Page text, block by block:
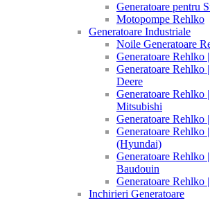
Generatoare pentru
Motopompe Rehlko
Generatoare Industriale
Noile Generatoare
Generatoare Rehlko
Generatoare Rehlko
Deere
Generatoare Rehlko
Mitsubishi
Generatoare Rehlko
Generatoare Rehlko
(Hyundai)
Generatoare Rehlko
Baudouin
Generatoare Rehlko
Inchirieri Generatoare